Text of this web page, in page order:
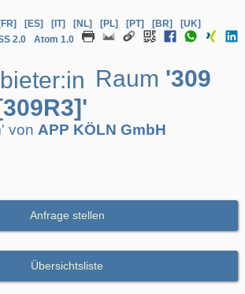
[FR] [ES] [IT] [NL] [PL] [PT] [BR]
[UK]
2.0
Atom 1.0
Raum '309
von APP KÖLN GmbH
Anfrage stellen
Übersichtsliste